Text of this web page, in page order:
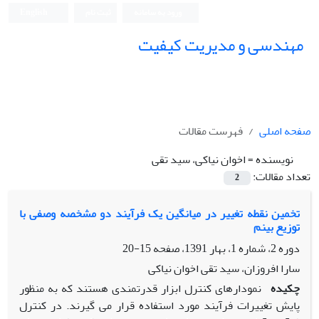
مهندسی و مدیریت کیفیت
صفحه اصلی
فهرست مقالات
نویسنده =اخوان نیاکی، سید تقی
تعداد مقالات:
2
تخمین نقطه تغییر در میانگین یک فرآیند دو مشخصه وصفی با
توزیع بینم
دوره 2، شماره 1، بهار 1391، صفحه
15-20
سارا افروزان، سید تقی اخوان نیاکی
چکیده نمودارهای کنترل ابزار قدرتمندی هستند که به منظور
پایش تغییرات فرآیند مورد استفاده قرار می گیرند. در کنترل